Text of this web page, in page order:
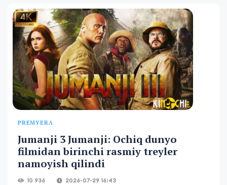
PREMYERA
Jumanji 3 Jumanji: Ochiq dunyo
filmidan birinchi rasmiy treyler
namoyish qilindi
10 936 2026-07-29 16:43